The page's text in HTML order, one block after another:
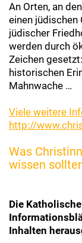
An Orten, an
einen jüdischen
jüdischer
werden durch
Zeichen
historischen
Mahnwache …
Viele weitere
http://
Was
wissen
Die
Inhalten